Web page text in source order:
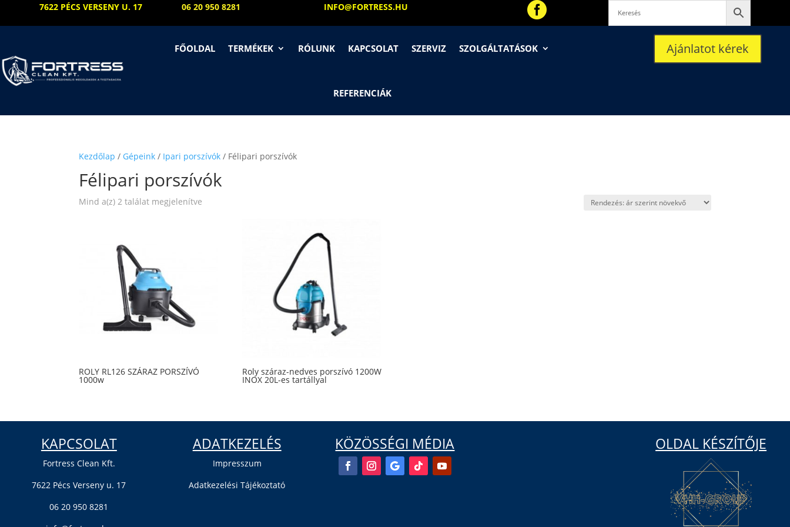
7622 PÉCS VERSENY U. 17 06 20 950 8281 INFO@FORTRESS.HU 
FŐOLDAL TERMÉKEK RÓLUNK KAPCSOLAT SZERVIZ SZOLGÁLTATÁSOK
REFERENCIÁK
Ajánlatot kérek
Kezdőlap / Gépeink / Ipari porszívók / Félipari porszívók
Félipari porszívók
Mind a(z) 2 találat megjelenítve
ROLY RL126 SZÁRAZ PORSZÍVÓ
1000w
Roly száraz-nedves porszívó 1200W
INOX 20L-es tartállyal
KAPCSOLAT
Fortress Clean Kft.
7622 Pécs Verseny u. 17
06 20 950 8281
ADATKEZELÉS
Impresszum
Adatkezelési Tájékoztató
KÖZÖSSÉGI MÉDIA OLDAL KÉSZÍTŐJE